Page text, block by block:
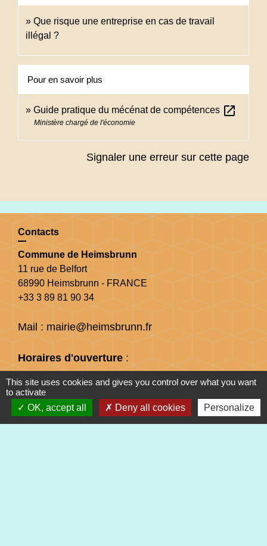
Que risque une entreprise en cas de travail
illégal ?
Pour en savoir plus
Guide pratique du mécénat de compétences open_in_new
Ministère chargé de l'économie
Signaler une erreur sur cette page
Contacts
Commune de Heimsbrunn
11 rue de Belfort
68990 Heimsbrunn - FRANCE
+33 3 89 81 90 34
Mail : mairie@heimsbrunn.fr
Horaires d'ouverture :
Jusqu'au 31 août :
Lundi : 8h à 15h
Mardi : 8h à 15h
This site uses cookies and gives you control over what you want
to activate
OK, accept all
Deny all cookies Personalize